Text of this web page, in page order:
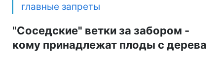
главные запреты
"Соседские" ветки за забором -
кому принадлежат плоды с дерева